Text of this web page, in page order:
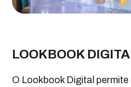
LOOKBOOK
O Lookbook Digital